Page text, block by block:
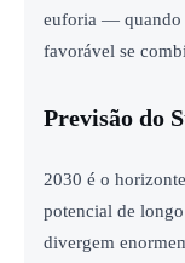
euforia — quando
favorável se
Previsão do
2030 é o
potencial de
divergem